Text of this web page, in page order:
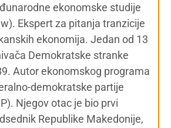
ekonomske studije
Ekspert za pitanja tranzicije
ekonomija. Jedan od 13
Demokratske stranke
Autor ekonomskog programa
demokratske partije
Njegov otac je bio prvi
Republike Makedonije,